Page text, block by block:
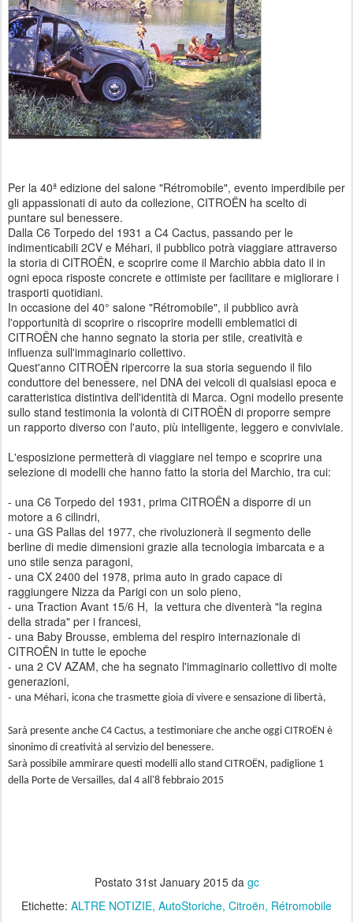
Per la 40ª edizione del salone "Rétromobile", evento imperdibile per
gli appassionati di auto da collezione, CITROËN ha scelto di
puntare sul benessere.
Dalla C6 Torpedo del 1931 a C4 Cactus, passando per le
indimenticabili 2CV e Méhari, il pubblico potrà viaggiare attraverso
la storia di CITROËN, e scoprire come il Marchio abbia dato il in
ogni epoca risposte concrete e ottimiste per facilitare e migliorare i
trasporti quotidiani.
In occasione del 40° salone "Rétromobile", il pubblico avrà
l'opportunità di scoprire o riscoprire modelli emblematici di
CITROËN che hanno segnato la storia per stile, creatività e
influenza sull'immaginario collettivo.
Quest'anno CITROËN ripercorre la sua storia seguendo il filo
conduttore del benessere, nel DNA dei veicoli di qualsiasi epoca e
caratteristica distintiva dell'identità di Marca. Ogni modello presente
sullo stand testimonia la volontà di CITROËN di proporre sempre
un rapporto diverso con l'auto, più intelligente, leggero e conviviale.
L'esposizione permetterà di viaggiare nel tempo e scoprire una
selezione di modelli che hanno fatto la storia del Marchio, tra cui:
- una C6 Torpedo del 1931, prima CITROËN a disporre di un
motore a 6 cilindri,
- una GS Pallas del 1977, che rivoluzionerà il segmento delle
berline di medie dimensioni grazie alla tecnologia imbarcata e a
uno stile senza paragoni,
- una CX 2400 del 1978, prima auto in grado capace di
raggiungere Nizza da Parigi con un solo pieno,
- una Traction Avant 15/6 H, la vettura che diventerà "la regina
della strada" per i francesi,
- una Baby Brousse, emblema del respiro internazionale di
CITROËN in tutte le epoche
‎- una 2 CV AZAM, che ha segnato l'immaginario collettivo di molte
generazioni,
- una Méhari, icona che trasmette gioia di vivere e sensazione di libertà,
Sarà presente anche C4 Cactus, a testimoniare che anche oggi CITROËN è
sinonimo di creatività al servizio del benessere.
Sarà possibile ammirare questi modelli allo stand CITROËN, padiglione 1
della Porte de Versailles, dal 4 all'8 febbraio 2015
Postato 31st January 2015da gc
Etichette: ALTRE NOTIZIE AutoStoriche Citroën Rétromobile